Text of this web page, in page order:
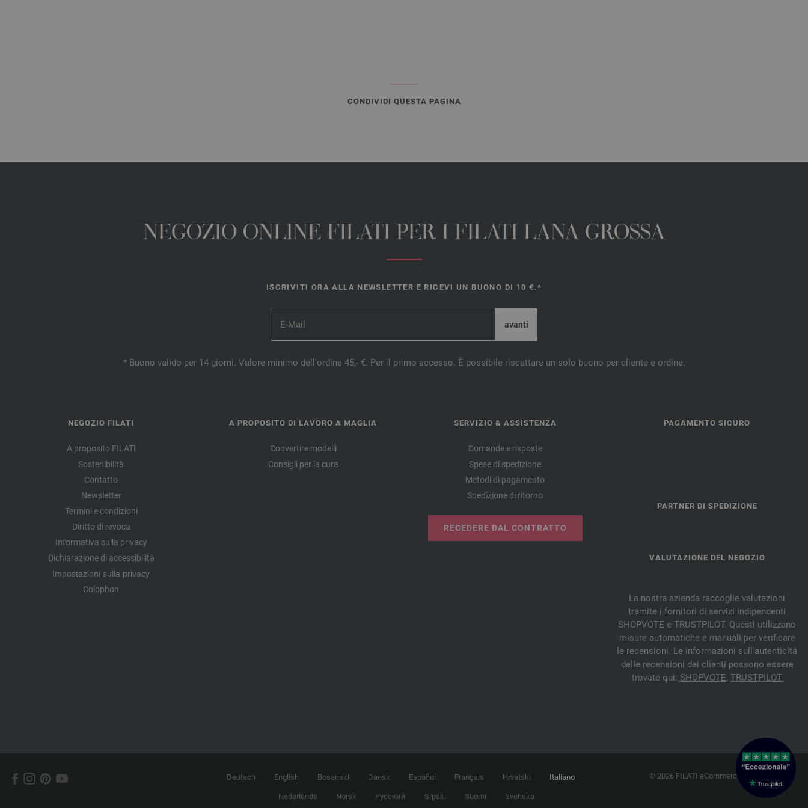
CONDIVIDI QUESTA PAGINA
NEGOZIO ONLINE FILATI PER I FILATI LANA GROSSA
ISCRIVITI ORA ALLA NEWSLETTER E RICEVI UN BUONO DI 10 €.*
* Buono valido per 14 giorni. Valore minimo dell'ordine 45,- €. Per il primo accesso. È possibile riscattare un solo buono per cliente e ordine.
NEGOZIO FILATI
A proposito FILATI
Sostenibilità
Contatto
Newsletter
Termini e condizioni
Diritto di revoca
Informativa sulla privacy
Dichiarazione di accessibilità
Impostazioni sulla privacy
Colophon
A PROPOSITO DI LAVORO A MAGLIA
Convertire modelli
Consigli per la cura
SERVIZIO & ASSISTENZA
Domande e risposte
Spese di spedizione
Metodi di pagamento
Spedizione di ritorno
RECEDERE DAL CONTRATTO
PAGAMENTO SICURO
PARTNER DI SPEDIZIONE
VALUTAZIONE DEL NEGOZIO
La nostra azienda raccoglie valutazioni
tramite i fornitori di servizi indipendenti
SHOPVOTE e TRUSTPILOT. Questi utilizzano
misure automatiche e manuali per verificare
le recensioni. Le informazioni sull'autenticità
delle recensioni dei clienti possono essere
trovate qui: SHOPVOTE, TRUSTPILOT
Deutsch English Bosanski Dansk Español Français Hrvatski Italiano
Nederlands Norsk Русский Srpski Suomi Svenska
© 2026 FILATI eCommerce GmbH